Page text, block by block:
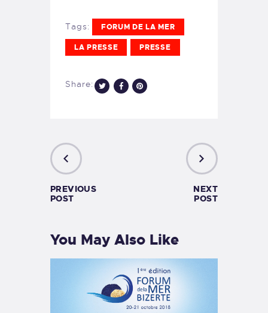
Tags: FORUM DE LA MER
LA PRESSE PRESSE
Share:
PREVIOUS
POST
NEXT
POST
You May Also Like